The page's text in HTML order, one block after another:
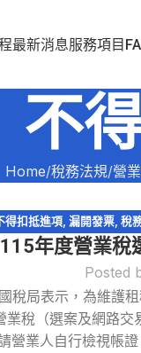
最新消息服務項目
不
Home 稅務法規 營
得扣抵進項,漏開發票,稅
網路交
115年度營業稅
Posted
稅局表示，為維護
業稅（選案及網路
營業人自行檢視帳